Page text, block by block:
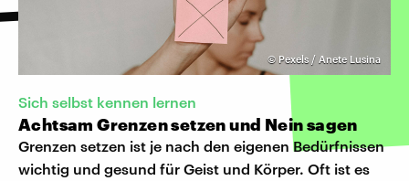
© Pexels / Anete Lusina
Sich selbst kennen lernen
Achtsam Grenzen setzen und Nein sagen
Grenzen setzen ist je nach den eigenen Bedürfnissen
wichtig und gesund für Geist und Körper. Oft ist es